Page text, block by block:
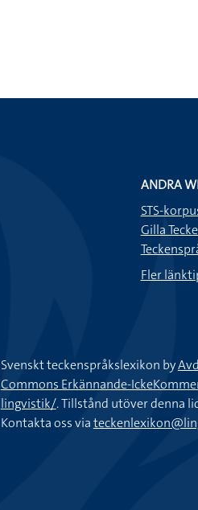
ANDRA
STS-
Gilla
Fler
Svenskt teckenspråkslexikon by
Commons Erkännande-
lingvistik/. Tillstånd utöver denna
Kontakta oss via